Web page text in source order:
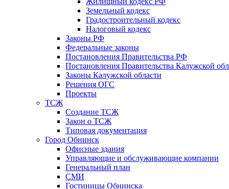
Земельный кодекс
Градостроительный кодекс
Налоговый кодекс
Законы РФ
Федеральные законы
Постановления Правительства РФ
Постановления Правительства Калужской
Законы Калужской области
Решения ОГС
Проекты
ТСЖ
Создание ТСЖ
Закон о ТСЖ
Типовая документация
Город Обнинск
Офисные здания
Управляющие и обслуживающие компании
Генеральный план
СМИ
Гостиницы Обнинска